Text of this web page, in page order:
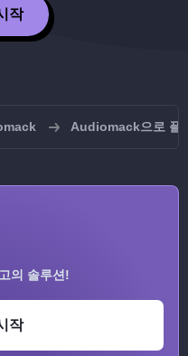
작
Audiomack으로 플
의 솔루션!
작